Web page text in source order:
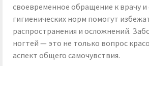
своевременное обращение к врачу
гигиенических норм помогут
распространения и осложнений.
ногтей — это не только вопрос
аспект общего самочувствия.